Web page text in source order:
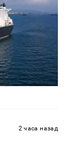
2 часа назад